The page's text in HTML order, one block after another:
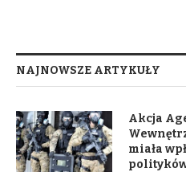
NAJNOWSZE ARTYKUŁY
Akcja
miała